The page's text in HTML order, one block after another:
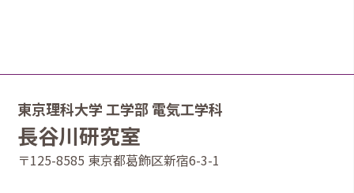
東京理科大学 工学部 電気工学科
長谷川研究室
〒125-8585 東京都葛飾区新宿6-3-1